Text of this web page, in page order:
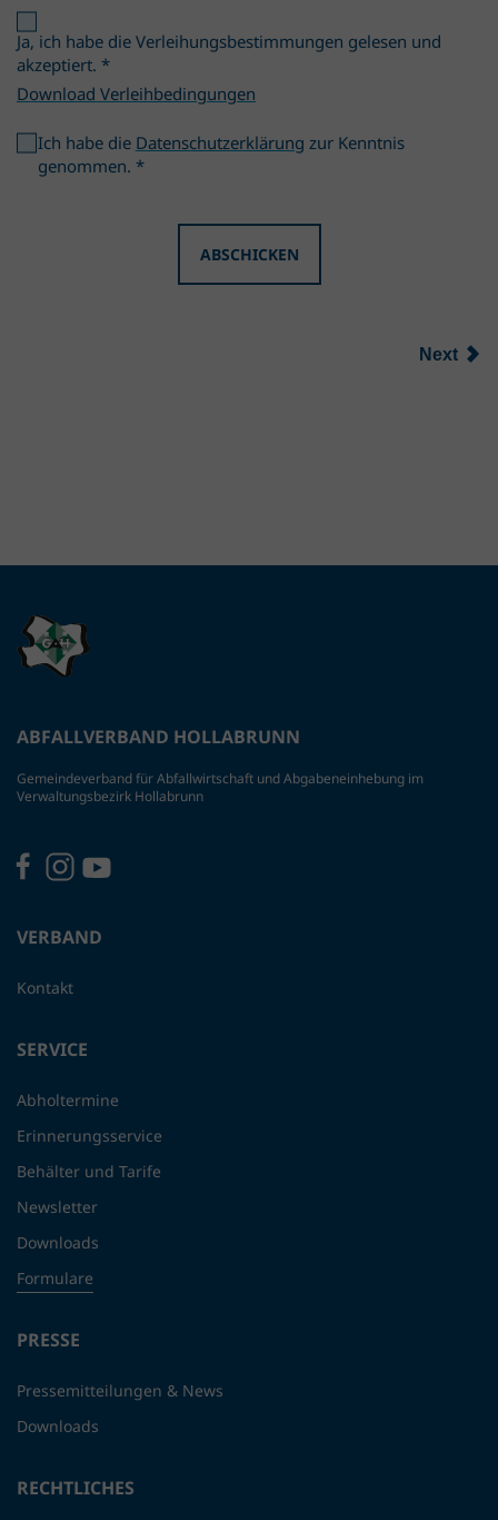
Ja, ich habe die Verleihungsbestimmungen gelesen und
akzeptiert. *
Download Verleihbedingungen
Ich habe die Datenschutzerklärung zur Kenntnis
genommen. *
ABFALLVERBAND HOLLABRUNN
Gemeindeverband für Abfallwirtschaft und Abgabeneinhebung im
Verwaltungsbezirk Hollabrunn
VERBAND
Kontakt
SERVICE
Abholtermine
Erinnerungsservice
Behälter und Tarife
Newsletter
Downloads
Formulare
PRESSE
Pressemitteilungen & News
Downloads
RECHTLICHES